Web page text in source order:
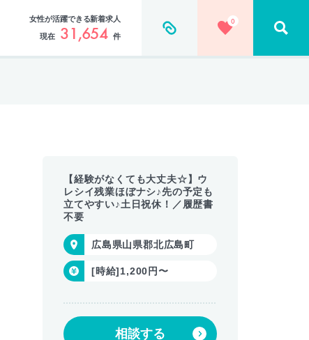
女性が活躍できる新着求人
現在 31,654 件
0
【経験がなくても大丈夫☆】ウ
レシイ残業ほぼナシ♪先の予定も
立てやすい♪土日祝休！／履歴書
不要
広島県山県郡北広島町
[時給]1,200円〜
相談する